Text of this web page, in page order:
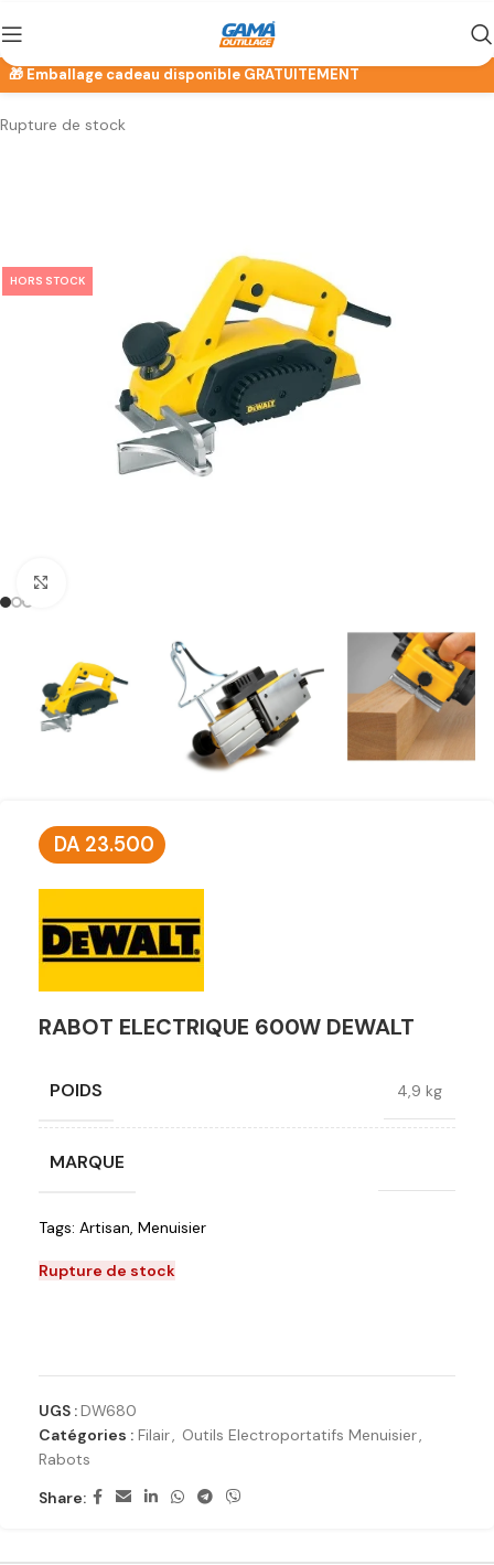
Rupture de stock
HORS STOCK
DA 23.500
RABOT ELECTRIQUE 600W DEWALT
POIDS 4,9 kg
MARQUE
Tags: Artisan, Menuisier
Rupture de stock
UGS :DW680
Catégories : Filair, Outils Electroportatifs Menuisier,
Rabots
Share: